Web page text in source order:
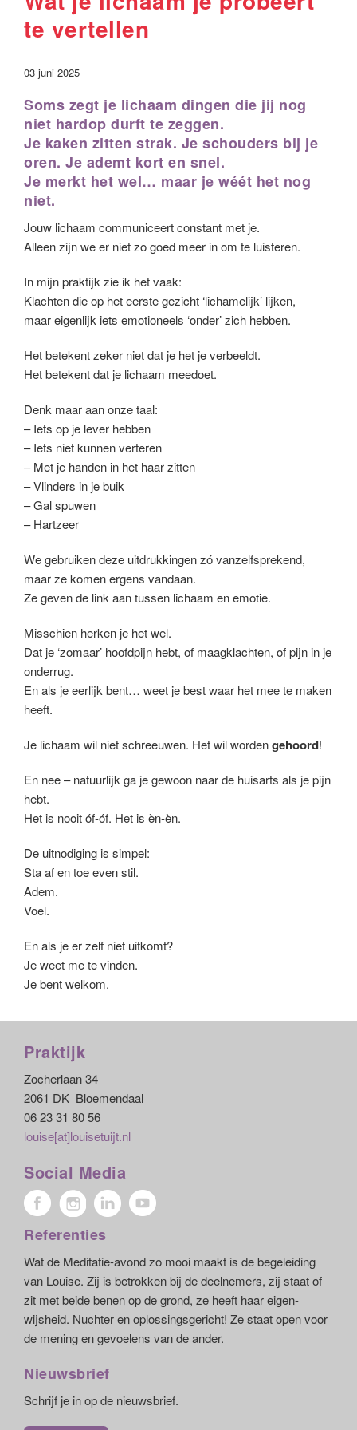
te vertellen
03 juni 2025
Soms zegt je lichaam dingen die jij nog
niet hardop durft te zeggen.
Je kaken zitten strak. Je schouders bij je
oren. Je ademt kort en snel.
Je merkt het wel… maar je wéét het nog
niet.
Jouw lichaam communiceert constant met je.
Alleen zijn we er niet zo goed meer in om te luisteren.
In mijn praktijk zie ik het vaak:
Klachten die op het eerste gezicht ‘lichamelijk’ lijken,
maar eigenlijk iets emotioneels ‘onder’ zich hebben.
Het betekent zeker niet dat je het je verbeeldt.
Het betekent dat je lichaam meedoet.
Denk maar aan onze taal:
– Iets op je lever hebben
– Iets niet kunnen verteren
– Met je handen in het haar zitten
– Vlinders in je buik
– Gal spuwen
– Hartzeer
We gebruiken deze uitdrukkingen zó vanzelfsprekend,
maar ze komen ergens vandaan.
Ze geven de link aan tussen lichaam en emotie.
Misschien herken je het wel.
Dat je ‘zomaar’ hoofdpijn hebt, of maagklachten, of pijn in je
onderrug.
En als je eerlijk bent… weet je best waar het mee te maken
heeft.
Je lichaam wil niet schreeuwen. Het wil wordengehoord!
En nee – natuurlijk ga je gewoon naar de huisarts als je pijn
hebt.
Het is nooit óf-óf. Het is èn-èn.
De uitnodiging is simpel:
Sta af en toe even stil.
Adem.
Voel.
En als je er zelf niet uitkomt?
Je weet me te vinden.
Je bent welkom.
Praktijk
Zocherlaan 34
2061 DK Bloemendaal
06 23 31 80 56
louise[at]louisetuijt.nl
Social Media
Referenties
Wat de Meditatie-avond zo mooi maakt is de begeleiding
van Louise. Zij is betrokken bij de deelnemers, zij staat of
zit met beide benen op de grond, ze heeft haar eigen-
wijsheid. Nuchter en oplossingsgericht! Ze staat open voor
de mening en gevoelens van de ander.
Nieuwsbrief
Schrijf je in op de nieuwsbrief.